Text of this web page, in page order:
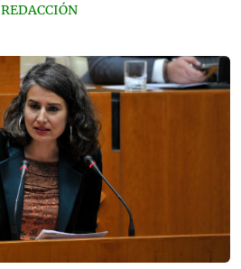
REDACCIÓN